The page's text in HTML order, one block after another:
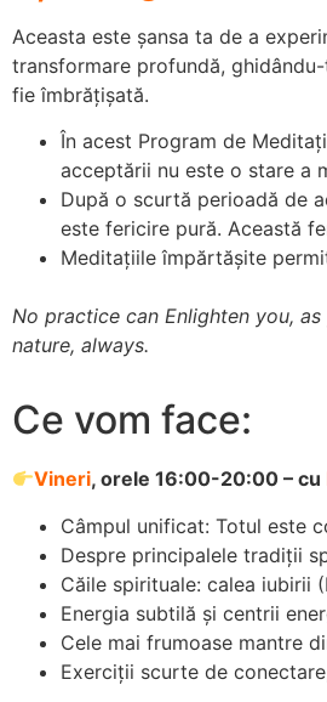
Aceasta este șansa ta de a
transformare profundă,
fie îmbrățișată.
În acest Program de
acceptării nu este o stare a
După o scurtă perioadă de
este fericire pură. Această
Meditațiile împărtășite
No practice can Enlighten you,
nature, always.
Ce vom face:
Vineri, orele 16:00-20:00 – cu
Câmpul unificat: Totul este
Despre principalele tradiții
Căile spirituale: calea iubirii
Energia subtilă și centrii
Cele mai frumoase mantre
Exerciții scurte de